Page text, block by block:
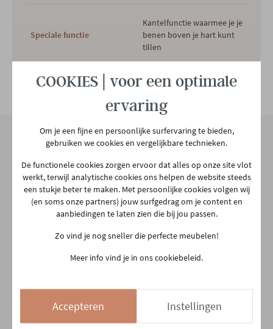
Bekijk alle specificiaties
Speciale functie
Kantelfunctie waarmee je je
benen boven je hart kunt
tillen
Plaats productie Europees
Hoofdkleur Donkergroen
Hoofdmateriaal Leder
Materiaal zit
Onze winkel
Aarschotsesteenweg 151
2500 Lier
03 480 42 26
info@gerowonen.be
Ma
10:00 - 18:30
Do
COOKIES | voor een optimale
ervaring
Om je een fijne en persoonlijke surfervaring te bieden,
gebruiken we cookies en vergelijkbare technieken.
De functionele cookies zorgen ervoor dat alles op onze site vlot
werkt, terwijl analytische cookies ons helpen de website steeds
een stukje beter te maken. Met persoonlijke cookies volgen wij
(en soms onze partners) jouw surfgedrag om je content en
aanbiedingen te laten zien die bij jou passen.
Zo vind je nog sneller die perfecte meubelen!
Meer info vind je in ons cookiebeleid.
Accepteren Instellingen